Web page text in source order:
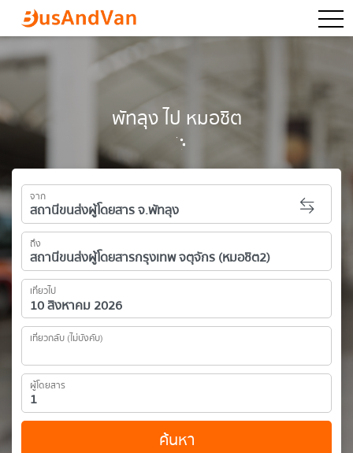
พัทลุง ไป หมอชิต
จาก
ถึง
เที่ยวไป
เที่ยวกลับ (ไม่บังคับ)
ผู้โดยสาร
ค้นหา